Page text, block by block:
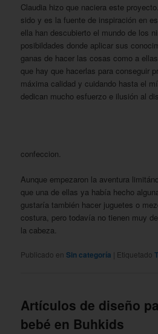
Claudia hizo que naciera este
sido y es la fuente de inspiración en
ella han descubierto el mundo de los
posibildades donde aplicar sus
ganas de hacer las cosas como a
que hay que hacerlas para conseguir
máxima calidad y cuidando hasta el
dedican mucho esfuerzo e ilusión al
confeccion.
Aunque empezaron la aventura
que una de ellas ya había hecho
gustaría también hacer juguetes o
costura, pero todavía no tienen muy
la cabeza.
Publicado en Sin categoría | Etiquetado
Artículos de diseño
bebé en Buhkids